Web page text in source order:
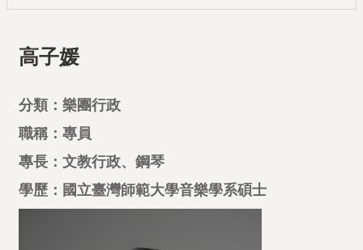
高子媛
分類：樂團行政
職稱：專員
專長：文教行政、鋼琴
學歷：國立臺灣師範大學音樂學系碩士